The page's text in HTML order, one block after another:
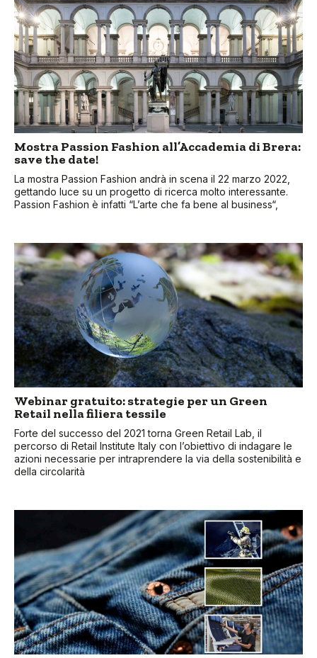
Mostra Passion Fashion all’Accademia di Brera:
save the date!
La mostra Passion Fashion andrà in scena il 22 marzo 2022,
gettando luce su un progetto di ricerca molto interessante.
Passion Fashion è infatti “L’arte che fa bene al business“,
Webinar gratuito: strategie per un Green
Retail nella filiera tessile
Forte del successo del 2021 torna Green Retail Lab, il
percorso di Retail Institute Italy con l’obiettivo di indagare le
azioni necessarie per intraprendere la via della sostenibilità e
della circolarità